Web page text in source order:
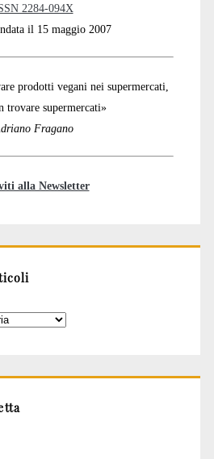
2284-094X
il 15 maggio 2007
prodotti vegani nei supermercati,
trovare supermercati»
Fragano
alla Newsletter